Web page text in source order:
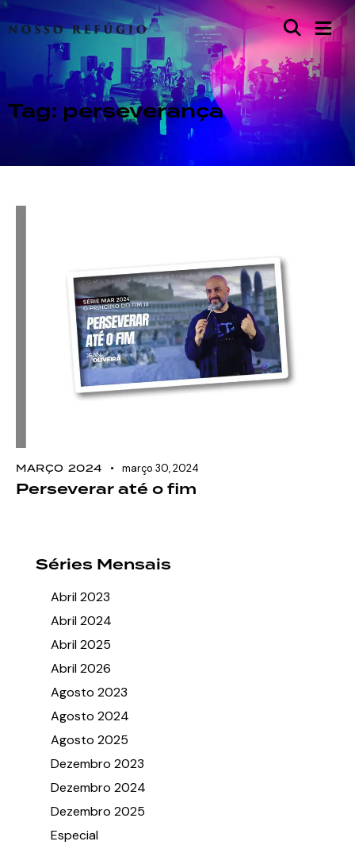
Tag: perseverança
MARÇO 2024 março 30, 2024
Perseverar até o fim
Séries Mensais
Abril 2023
Abril 2024
Abril 2025
Abril 2026
Agosto 2023
Agosto 2024
Agosto 2025
Dezembro 2023
Dezembro 2024
Dezembro 2025
Especial